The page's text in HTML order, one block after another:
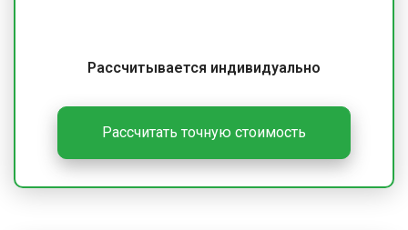
Рассчитывается индивидуально
Рассчитать точную стоимость